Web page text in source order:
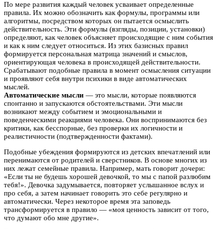
По мере развития каждый человек усваивает определенные
правила. Их можно обозначить как формулы, программы или
алгоритмы, посредством которых он пытается осмыслить
действительность. Эти формулы (взгляды, позиции, установки)
определяют, как человек объясняет происходящие с ним события
и как к ним следует относиться. Из этих базисных правил
формируется персональная матрица значений и смыслов,
ориентирующая человека в происходящей действительности.
Срабатывают подобные правила в момент осмысления ситуации
и проявляют себя внутри психики в виде автоматических
мыслей.
Автоматические мысли — это мысли, которые появляются
спонтанно и запускаются обстоятельствами. Эти мысли
возникают между событием и эмоциональными и
поведенческими реакциями человека. Они воспринимаются без
критики, как бесспорные, без проверки их логичности и
реалистичности (подтвержденности фактами).
Подобные убеждения формируются из детских впечатлений или
перенимаются от родителей и сверстников. В основе многих из
них лежат семейные правила. Например, мать говорит дочери:
«Если ты не будешь хорошей девочкой, то мы с папой разлюбим
тебя!». Девочка задумывается, повторяет услышанное вслух и
про себя, а затем начинает говорить это себе регулярно и
автоматически. Через некоторое время эта заповедь
трансформируется в правило — «моя ценность зависит от того,
что думают обо мне другие».